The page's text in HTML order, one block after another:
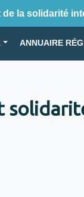
la solidarité
ANNUAIRE